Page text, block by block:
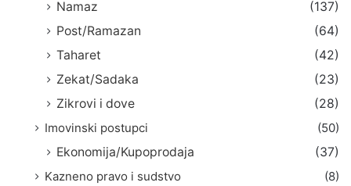
Namaz
(137)
Post/Ramazan
(64)
Taharet
(42)
Zekat/Sadaka
(23)
Zikrovi i dove
(28)
Imovinski postupci
(50)
Ekonomija/Kupoprodaja
(37)
Kazneno pravo i sudstvo
(8)